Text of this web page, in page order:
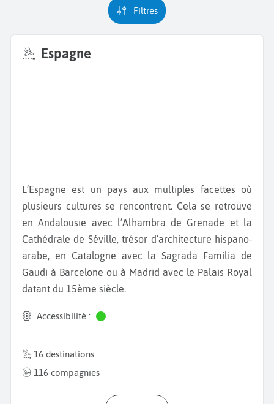
Filtres
Espagne
L’Espagne est un pays aux multiples facettes où
plusieurs cultures se rencontrent. Cela se retrouve
en Andalousie avec l’Alhambra de Grenade et la
Cathédrale de Séville, trésor d’architecture hispano-
arabe, en Catalogne avec la Sagrada Familia de
Gaudi à Barcelone ou à Madrid avec le Palais Royal
datant du 15ème siècle.
Accessibilité :
16 destinations
116 compagnies